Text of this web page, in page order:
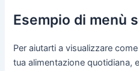
Esempio di menù
Per aiutarti a visualizzare
tua alimentazione quotidiana,